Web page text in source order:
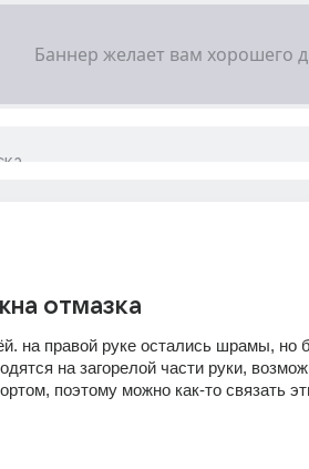
отмазка
на правой руке остались шрамы, но
на загорелой части руки,
поэтому можно как-то связать